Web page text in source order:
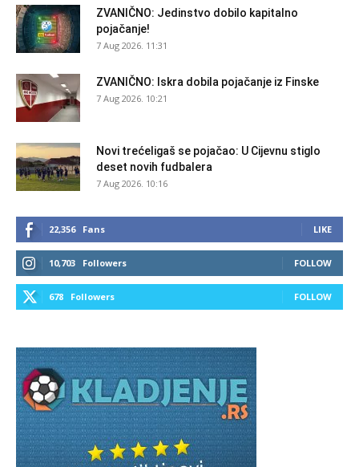
ZVANIČNO: Jedinstvo dobilo kapitalno
pojačanje!
7 Aug 2026. 11:31
ZVANIČNO: Iskra dobila pojačanje iz Finske
7 Aug 2026. 10:21
Novi trećeligaš se pojačao: U Cijevnu stiglo
deset novih fudbalera
7 Aug 2026. 10:16
22,356 Fans LIKE
10,703 Followers FOLLOW
678 Followers FOLLOW